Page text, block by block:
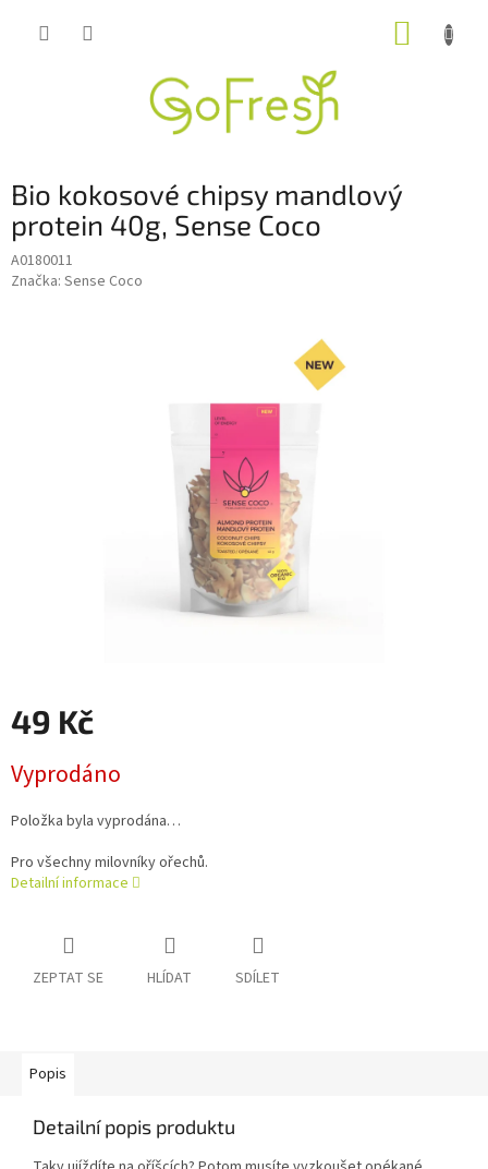
Bio kokosové chipsy mandlový
protein 40g, Sense Coco
A0180011
Značka: Sense Coco
49 Kč
cena:
Vyprodáno
Položka byla vyprodána…
Pro všechny milovníky ořechů.
Detailní informace
ZEPTAT SE HLÍDAT SDÍLET
Popis
Detailní popis produktu